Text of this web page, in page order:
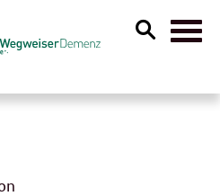
Suche